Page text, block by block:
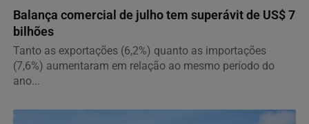
Balança comercial de julho tem superávit de US$ 7
bilhões
Tanto as exportações (6,2%) quanto as importações
(7,6%) aumentaram em relação ao mesmo período do
ano...